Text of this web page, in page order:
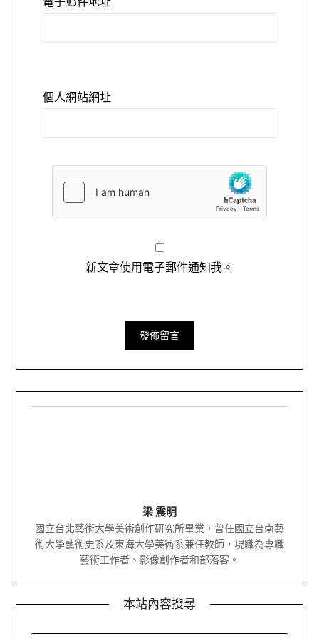
個人網站網址
新文章使用電子郵件通知我。
梁 震明
國立台北藝術大學美術創作研究所畢業，曾任國立台南藝
術大學藝術史系及東海大學美術系兼任教師，現職為專職
藝術工作者、影像創作者和部落客。
本站內容搜尋